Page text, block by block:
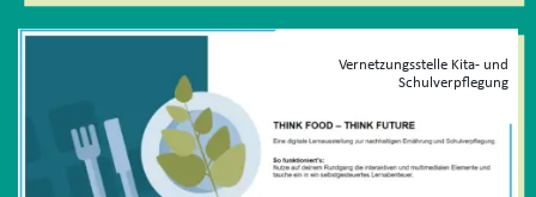
Vernetzungsstelle Kita- und
Schulverpflegung